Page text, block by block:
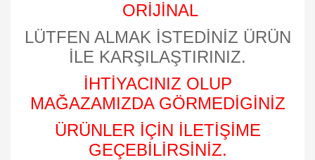
ORİJİNAL
LÜTFEN ALMAK İSTEDİNİZ ÜRÜN
İLE KARŞILAŞTIRINIZ.
İHTİYACINIZ OLUP
MAĞAZAMIZDA GÖRMEDİGİNİZ
ÜRÜNLER İÇİN İLETİŞİME
GEÇEBİLİRSİNİZ.